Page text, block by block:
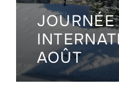
JOURNÉE
AOÛT